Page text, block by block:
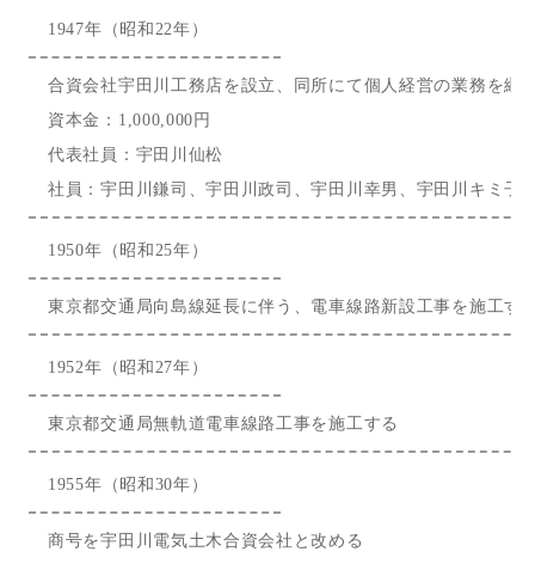
1947年（昭和22年）
合資会社宇田川工務店を設立、同所にて個人経営の業務を継
資本金：1,000,000円
代表社員：宇田川仙松
社員：宇田川鎌司、宇田川政司、宇田川幸男、宇田川キミ子
1950年（昭和25年）
東京都交通局向島線延長に伴う、電車線路新設工事を施工す
1952年（昭和27年）
東京都交通局無軌道電車線路工事を施工する
1955年（昭和30年）
商号を宇田川電気土木合資会社と改める